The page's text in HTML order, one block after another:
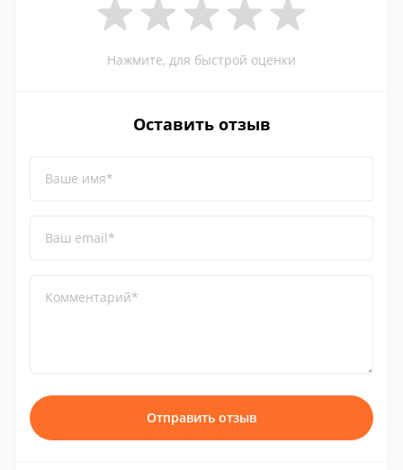
Нажмите, для быстрой оценки
Оставить отзыв
Ваше имя*
Ваш email*
Комментарий*
Отправить отзыв